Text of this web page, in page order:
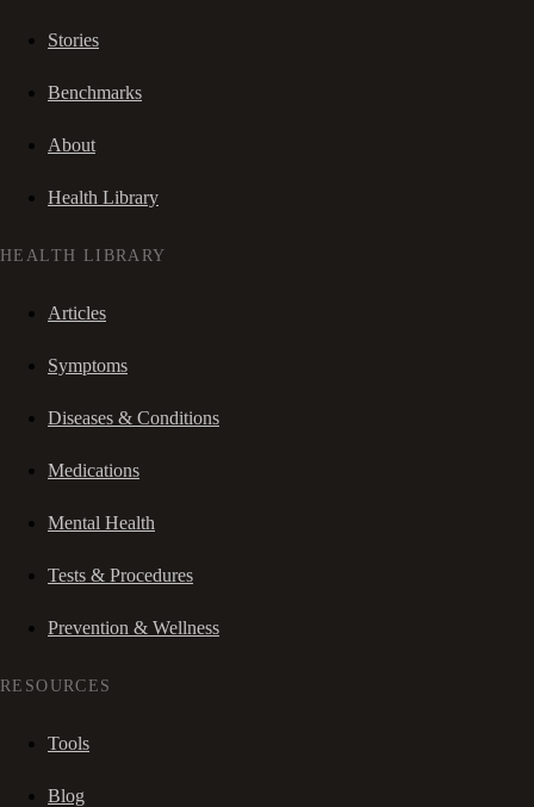
Stories
Benchmarks
About
Health Library
HEALTH LIBRARY
Articles
Symptoms
Diseases & Conditions
Medications
Mental Health
Tests & Procedures
Prevention & Wellness
RESOURCES
Tools
Blog